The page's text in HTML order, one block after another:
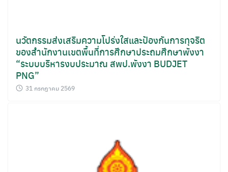
นวัตกรรมส่งเสริมความโปร่งใสและป้องกันการทุจริต
ของสำนักงานเขตพื้นที่การศึกษาประถมศึกษาพังงา
“ระบบบริหารงบประมาณ สพป.พังงา BUDJET
PNG”
31 กรกฎาคม 2569